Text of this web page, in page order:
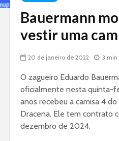
Bauermann
vestir uma
20 de janeiro de 2022 3 min
O zagueiro Eduardo
oficialmente nesta quinta-
anos recebeu a camisa 4
Dracena. Ele tem contrato
dezembro de 2024.